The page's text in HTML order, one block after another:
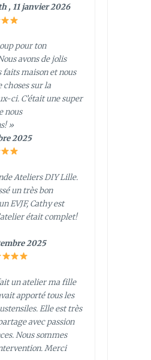
, 11 janvier 2026
pour ton
avons de jolis
faits maison et nous
choses sur la
ci. C’était une super
nous
»
2025
Ateliers DIY Lille.
un très bon
EVJF, Cathy est
était complet!
2025
un atelier ma fille
apporté tous les
Elle est très
avec passion
Nous sommes
Merci